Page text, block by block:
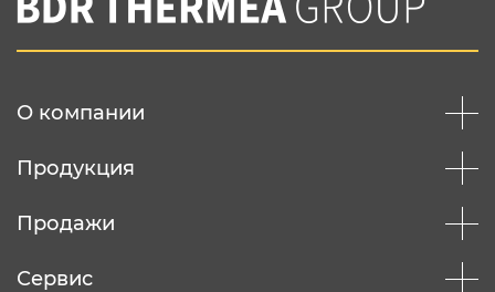
конфеденциальности
О компании
Продукция
Продажи
Сервис